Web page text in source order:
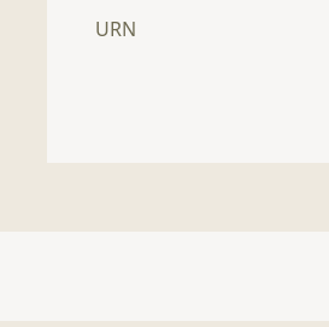
URN